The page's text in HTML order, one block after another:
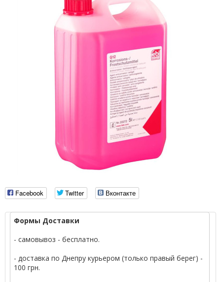
Facebook Twitter Вконтакте
Формы Доставки
- самовывоз - бесплатно.
- доставка по Днепру курьером (только правый берег) -
100 грн.